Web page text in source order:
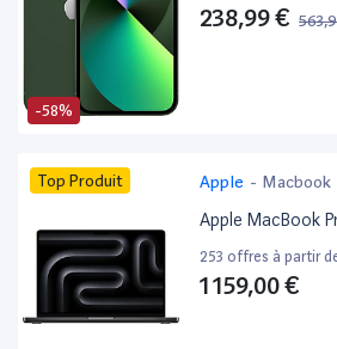
-58%
238,99 €
Top Produit Apple - Macbook
Apple MacBook
253 offres à partir
1 159,00 €